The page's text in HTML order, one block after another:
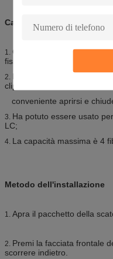
Caratteristiche della scatola
1. Questa scatola ha potuto
fissate al muro e desktop-
2. La base e la copertura
clip», che è facile e
conveniente aprirsi e
3. Ha potuto essere usato
LC;
4. La capacità massima è 4
Metodo dell'installazione
1. Apra il pacchetto della
2. Premi la facciata frontale
scorrere indietro.